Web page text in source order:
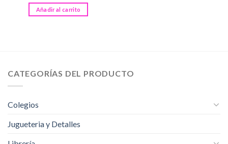
Añadir al carrito
CATEGORÍAS DEL PRODUCTO
Colegios
Jugueteria y Detalles